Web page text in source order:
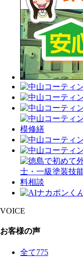
VOICE
お客様の声
全て775